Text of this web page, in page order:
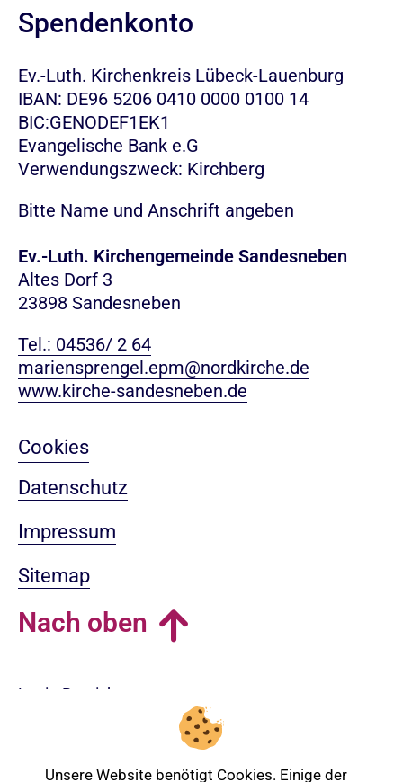
Spendenkonto
Ev.-Luth. Kirchenkreis Lübeck-Lauenburg
IBAN: DE96 5206 0410 0000 0100 14
BIC:GENODEF1EK1
Evangelische Bank e.G
Verwendungszweck: Kirchberg
Bitte Name und Anschrift angeben
Ev.-Luth. Kirchengemeinde Sandesneben
Altes Dorf 3
23898 Sandesneben
Tel.: 04536/ 2 64
mariensprengel.epm@nordkirche.de
www.kirche-sandesneben.de
Cookies
Datenschutz
Impressum
Sitemap
Nach oben
Login-Bereich
Unsere Website benötigt Cookies. Einige der